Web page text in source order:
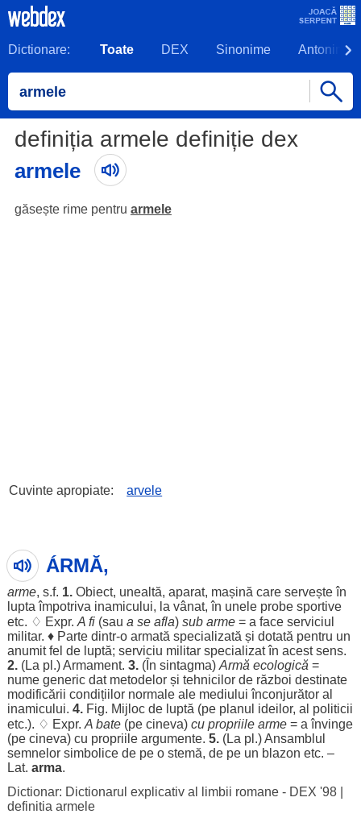
Dictionare: Toate DEX Sinonime Antonime
definiția armele definiție dex
armele
găsește rime pentru armele
Cuvinte apropiate: arvele
ÁRMĂ,
arme, s.f. 1. Obiect, unealtă, aparat, mașină care serveșteîn
lupta împotriva inamicului, la vânat, în unele probe sportive
etc. ♢ Expr. A fi (sau a se afla) sub arme= a face serviciul
militar. ♦ Partedintr-o armată specializată și dotată pentru un
anumit fel de luptă; serviciu militar specializatîn acestsens.
2.(La pl.)Armament. 3.(În sintagma) Armă ecologică =
nume generic dat metodelorși tehnicilorde război destinate
modificării condițiilor normale ale mediului înconjurătoral
inamicului. 4.Fig. Mijlocde luptă (pe planul ideilor, al politicii
etc.). ♢ Expr. A bate (pe cineva) cu propriile arme= aînvinge
(pe cineva) cu propriile argumente. 5.(La pl.)Ansamblul
semnelor simbolicede pe o stemă, de pe un blazon etc. –
Lat. arma.
Dictionar: Dictionarul explicativ al limbii romane - DEX '98|
definitia armele